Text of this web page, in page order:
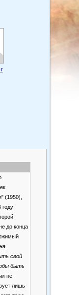
(1950),
году
до конца
свой
быть
не
лишь